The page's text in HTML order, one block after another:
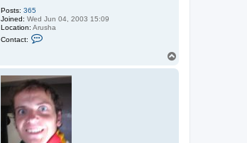
Posts: 365
Joined: Wed Jun 04, 2003 15:09
Location: Arusha
Contact:
a
c
t
N
o
n
S
u
c